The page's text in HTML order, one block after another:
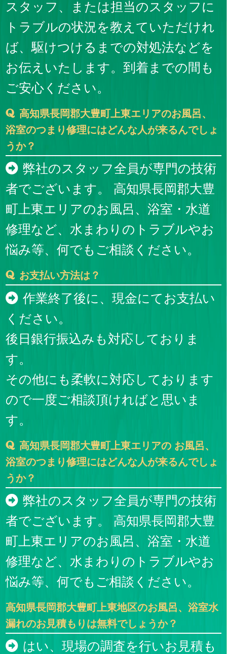
スタッフ、または担当のスタッフに
トラブルの状況を教えていただけれ
ば、駆けつけるまでの対処法などを
お伝えいたします。到着までの間も
ご安心ください。
高知県長岡郡大豊町上東エリアのお風呂、
浴室のつまり修理にはどんな人が来るんでしょ
うか？
弊社のスタッフ全員が専門の技術
者でございます。 高知県長岡郡大豊
町上東エリアのお風呂、浴室・水道
修理など、水まわりのトラブルやお
悩み等、何でもご相談ください。
お支払い方法は？
作業終了後に、現金にてお支払い
ください。
後日銀行振込みも対応しておりま
す。
その他にも柔軟に対応しております
ので一度ご相談頂ければと思いま
す。
高知県長岡郡大豊町上東エリアの お風呂、
浴室のつまり修理にはどんな人が来るんでしょ
うか？
弊社のスタッフ全員が専門の技術
者でございます。 高知県長岡郡大豊
町上東エリアのお風呂、浴室・水道
修理など、水まわりのトラブルやお
悩み等、何でもご相談ください。
高知県長岡郡大豊町上東地区のお風呂、浴室水
漏れのお見積もりは無料でしょうか？
はい、現場の調査を行いお見積も